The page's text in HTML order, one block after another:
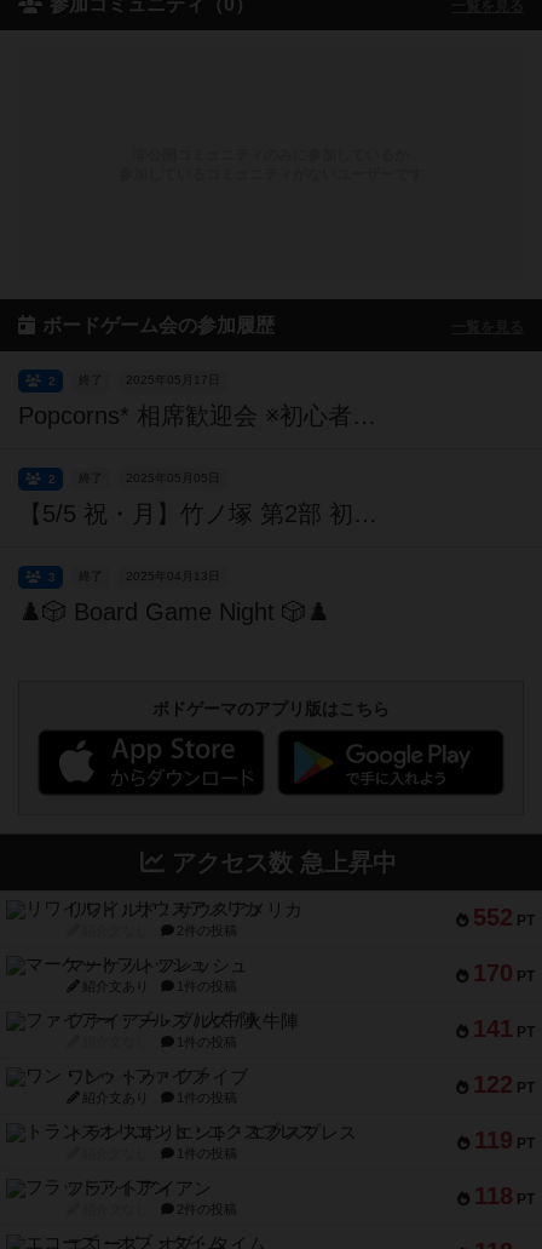
参加コミュニティ（0）
ボードゲーム会の参加履歴
Popcorns* 相席歓迎会 ※初心者・おひとり様大歓迎！！途中参加可能
終了 2025年05月17日
2
【5/5 祝・月】竹ノ塚 第2部 初心者歓迎！ 全ジャンル会🎵
終了 2025年05月05日
2
♟️🎲 Board Game Night 🎲♟️
終了 2025年04月13日
3
ボドゲーマのアプリ版はこちら
アクセス数 急上昇中
552 PT
リワイルド：サウスアメリカ
2件の投稿
170 PT
マーケットフレッシュ
紹介文あり 1件の投稿
141 PT
ファイアー・ブルズ / 火牛陣
1件の投稿
122 PT
ワン・トゥ・ファイブ
紹介文あり 1件の投稿
119 PT
トランスオリエント・エクスプレス
1件の投稿
118 PT
フラットアイアン
2件の投稿
エコーズ・オブ・タイム